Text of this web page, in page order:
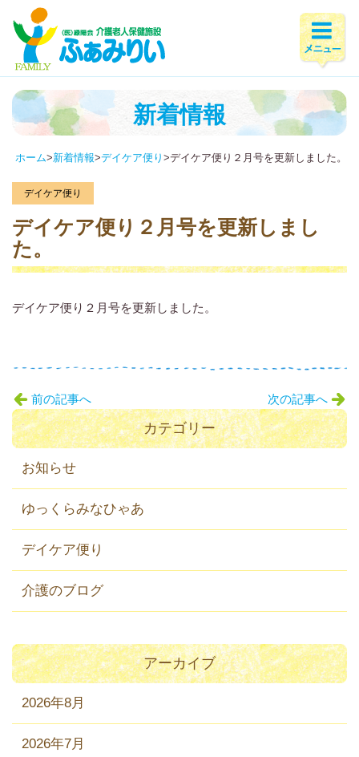
新着情報
ホーム>新着情報>デイケア便り >デイケア便り２月号を更新しました。
デイケア便り
デイケア便り２月号を更新しまし
た。
デイケア便り２月号を更新しました。
前の記事へ 次の記事へ
カテゴリー
お知らせ
ゆっくらみなひゃあ
デイケア便り
介護のブログ
アーカイブ
2026年8月
2026年7月